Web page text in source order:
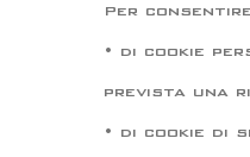
Per
• di cookie
prevista una
• di cookie di